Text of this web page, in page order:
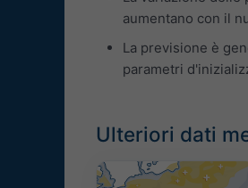
aumentano con il
La previsione è
parametri
Ulteriori dati